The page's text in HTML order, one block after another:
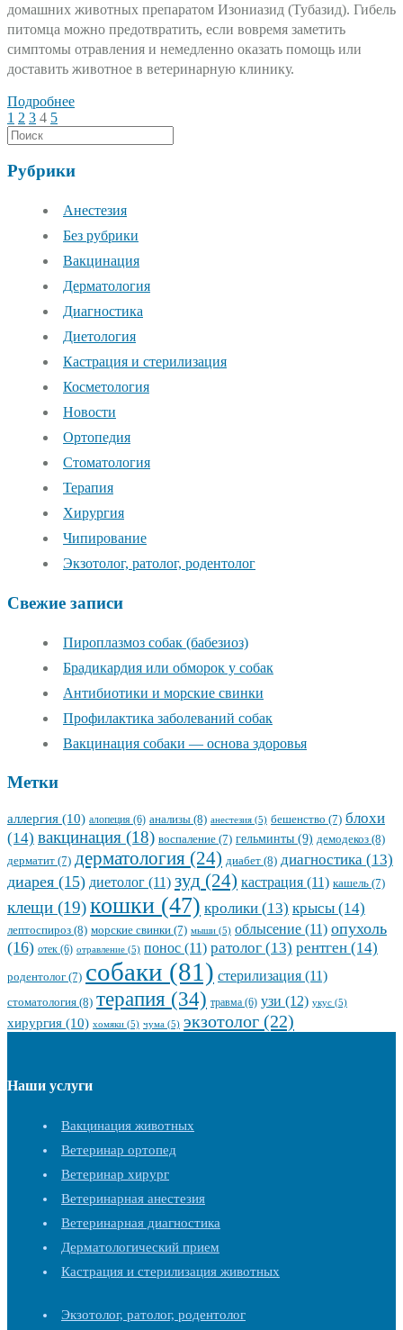
домашних животных препаратом Изониазид (Тубазид). Гибель
питомца можно предотвратить, если вовремя заметить
симптомы отравления и немедленно оказать помощь или
доставить животное в ветеринарную клинику.
Подробнее
Пагинация
записей
1 2 3 4 5
Рубрики
Анестезия
Без рубрики
Вакцинация
Дерматология
Диагностика
Диетология
Кастрация и стерилизация
Косметология
Новости
Ортопедия
Стоматология
Терапия
Хирургия
Чипирование
Экзотолог, ратолог, родентолог
Свежие записи
Пироплазмоз собак (бабезиоз)
Брадикардия или обморок у собак
Антибиотики и морские свинки
Профилактика заболеваний собак
Вакцинация собаки — основа здоровья
Метки
аллергия (10) алопеция (6) анализы (8) анестезия (5) бешенство (7) блохи
(14) вакцинация (18) воспаление (7) гельминты (9) демодекоз (8)
дерматит (7) дерматология (24) диабет (8) диагностика (13)
диарея (15) диетолог (11) зуд (24) кастрация (11) кашель (7)
клещи (19)кошки (47) кролики (13) крысы (14)
лептоспироз (8) морские свинки (7) мыши (5) облысение (11) опухоль
(16) отек (6) отравление (5) понос (11) ратолог (13) рентген (14)
родентолог (7) собаки (81) стерилизация (11)
стоматология (8) терапия (34) травма (6) узи (12) укус (5)
хирургия (10) хомяки (5) чума (5) экзотолог (22)
Наши услуги
Вакцинация животных
Ветеринар ортопед
Ветеринар хирург
Ветеринарная анестезия
Ветеринарная диагностика
Дерматологический прием
Кастрация и стерилизация животных
Экзотолог, ратолог, родентолог